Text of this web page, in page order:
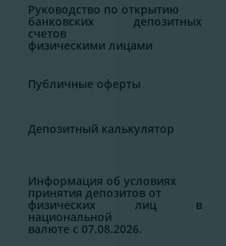
Руководство по открытию
банковских депозитных
счетов
физическими лицами
Публичные оферты
Депозитный калькулятор
Информация об условиях
принятия депозитов от
физических лиц в
национальной
валюте с 07.08.2026.